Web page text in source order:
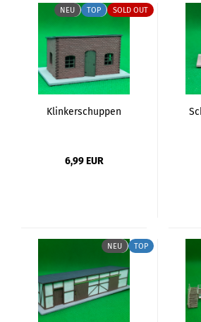
NEU TOP SOLD OUT
Klinkerschuppen
6,99 EUR
NEU TOP